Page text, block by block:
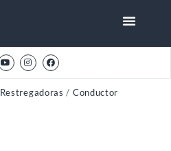
Restregadoras / Conductor